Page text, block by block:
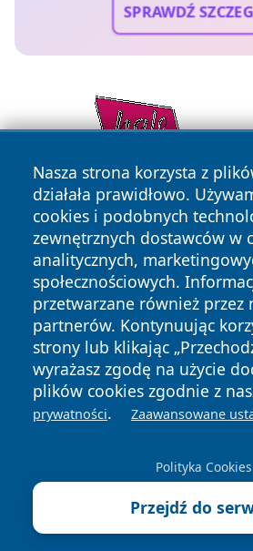
SPRAWDŹ
Nasza strona korzysta z
działała prawidłowo.
cookies i podobnych
zewnętrznych dostawców w
analitycznych,
społecznościowych.
przetwarzane również przez
partnerów. Kontynuując
strony lub klikając
wyrażasz zgodę na użycie
plików cookies zgodnie z
prywatności. Zaawansowane
Polityka Cookies
Przejdź do
Copyright © 2026 radomski24.pl
zastrzeżone.
News Autorzy
Polityka